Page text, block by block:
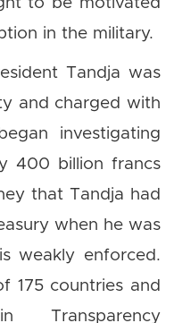
in the military.
Tandja was
and charged with
investigating
400 billion francs
that Tandja had
when he was
weakly enforced.
175 countries and
Transparency